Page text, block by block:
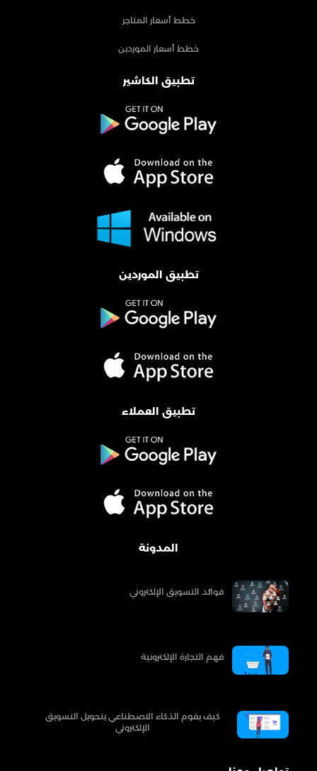
خطط أسعار المتاجر
خطط أسعار الموردين
تطبيق الكاشير
تطبيق الموردين
تطبيق العملاء
المدونة
فوائد التسويق الإلكتروني
فهم التجارة الإلكترونية
كيف يقوم الذكاء الاصطناعي بتحويل التسويق
الإلكتروني